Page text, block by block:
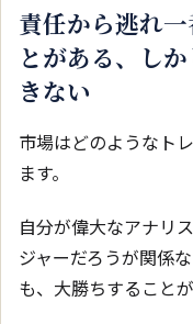
責任から逃れ
とがある、し
きない
市場はどのようなト
ます。
自分が偉大なアナリ
ジャーだろうが関係
も、大勝ちすることが